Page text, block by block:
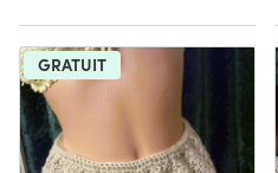
GRATUIT